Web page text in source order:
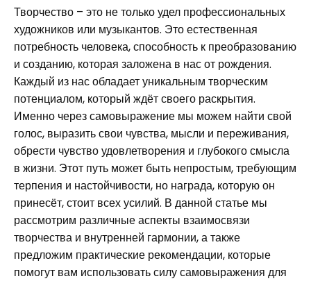
Творчество – это не только удел профессиональных
художников или музыкантов. Это естественная
потребность человека, способность к преобразованию
и созданию, которая заложена в нас от рождения.
Каждый из нас обладает уникальным творческим
потенциалом, который ждёт своего раскрытия.
Именно через самовыражение мы можем найти свой
голос, выразить свои чувства, мысли и переживания,
обрести чувство удовлетворения и глубокого смысла
в жизни. Этот путь может быть непростым, требующим
терпения и настойчивости, но награда, которую он
принесёт, стоит всех усилий. В данной статье мы
рассмотрим различные аспекты взаимосвязи
творчества и внутренней гармонии, а также
предложим практические рекомендации, которые
помогут вам использовать силу самовыражения для